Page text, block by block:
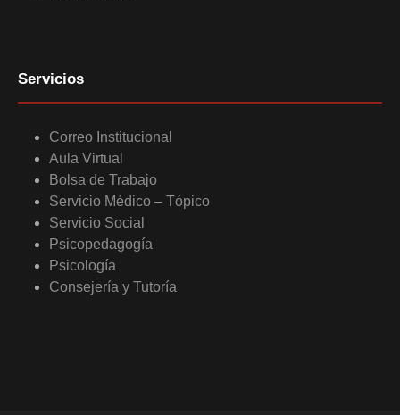
Servicios
Correo Institucional
Aula Virtual
Bolsa de Trabajo
Servicio Médico – Tópico
Servicio Social
Psicopedagogía
Psicología
Consejería y Tutoría